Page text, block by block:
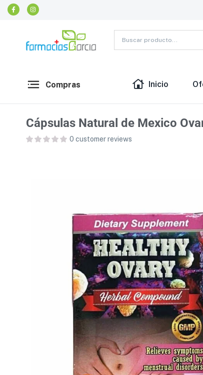
Compras Inicio
Cápsulas Natural de Mexico
0 customer reviews